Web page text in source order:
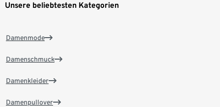
Unsere beliebtesten Kategorien
Damenmode
Damenschmuck
Damenkleider
Damenpullover